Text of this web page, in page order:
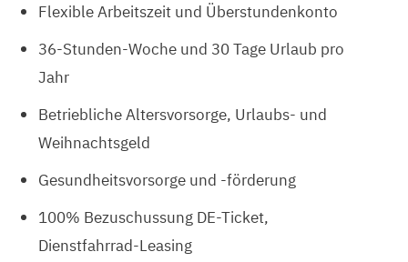
Flexible Arbeitszeit und Überstundenkonto
36-Stunden-Woche und 30 Tage Urlaub pro
Jahr
Betriebliche Altersvorsorge, Urlaubs- und
Weihnachtsgeld
Gesundheitsvorsorge und -förderung
100% Bezuschussung DE-Ticket,
Dienstfahrrad-Leasing